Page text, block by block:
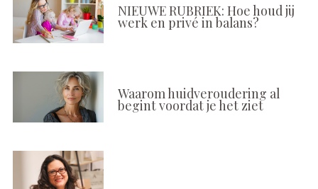
NIEUWE RUBRIEK: Hoe houd jij
werk en privé in balans?
Waarom huidveroudering al
begint voordat je het ziet